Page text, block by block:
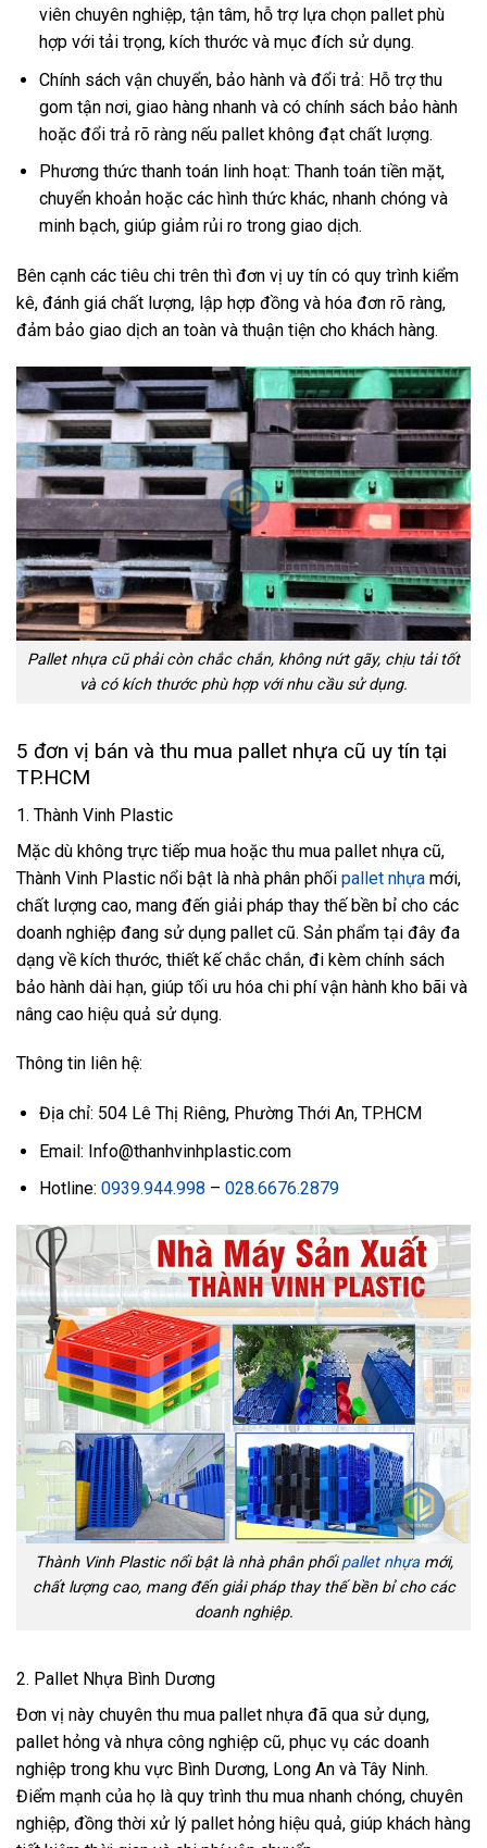
viên chuyên nghiệp, tận tâm, hỗ trợ lựa chọn pallet phù
hợp với tải trọng, kích thước và mục đích sử dụng.
Chính sách vận chuyển, bảo hành và đổi trả: Hỗ trợ thu
gom tận nơi, giao hàng nhanh và có chính sách bảo hành
hoặc đổi trả rõ ràng nếu pallet không đạt chất lượng.
Phương thức thanh toán linh hoạt: Thanh toán tiền mặt,
chuyển khoản hoặc các hình thức khác, nhanh chóng và
minh bạch, giúp giảm rủi ro trong giao dịch.
Bên cạnh các tiêu chi trên thì đơn vị uy tín có quy trình kiểm
kê, đánh giá chất lượng, lập hợp đồng và hóa đơn rõ ràng,
đảm bảo giao dịch an toàn và thuận tiện cho khách hàng.
Pallet nhựa cũ phải còn chắc chắn, không nứt gãy, chịu tải tốt
và có kích thước phù hợp với nhu cầu sử dụng.
5 đơn vị bán và thu mua pallet nhựa cũ uy tín tại
TP.HCM
1. Thành Vinh Plastic
Mặc dù không trực tiếp mua hoặc thu mua pallet nhựa cũ,
Thành Vinh Plastic nổi bật là nhà phân phối pallet nhựa mới,
chất lượng cao, mang đến giải pháp thay thế bền bỉ cho các
doanh nghiệp đang sử dụng pallet cũ. Sản phẩm tại đây đa
dạng về kích thước, thiết kế chắc chắn, đi kèm chính sách
bảo hành dài hạn, giúp tối ưu hóa chi phí vận hành kho bãi và
nâng cao hiệu quả sử dụng.
Thông tin liên hệ:
Địa chỉ: 504 Lê Thị Riêng, Phường Thới An, TP.HCM
Email: Info@thanhvinhplastic.com
Hotline: 0939.944.998 – 028.6676.2879
Thành Vinh Plastic nổi bật là nhà phân phốipallet nhựamới,
chất lượng cao, mang đến giải pháp thay thế bền bỉ cho các
doanh nghiệp.
2. Pallet Nhựa Bình Dương
Đơn vị này chuyên thu mua pallet nhựa đã qua sử dụng,
pallet hỏng và nhựa công nghiệp cũ, phục vụ các doanh
nghiệp trong khu vực Bình Dương, Long An và Tây Ninh.
Điểm mạnh của họ là quy trình thu mua nhanh chóng, chuyên
nghiệp, đồng thời xử lý pallet hỏng hiệu quả, giúp khách hàng